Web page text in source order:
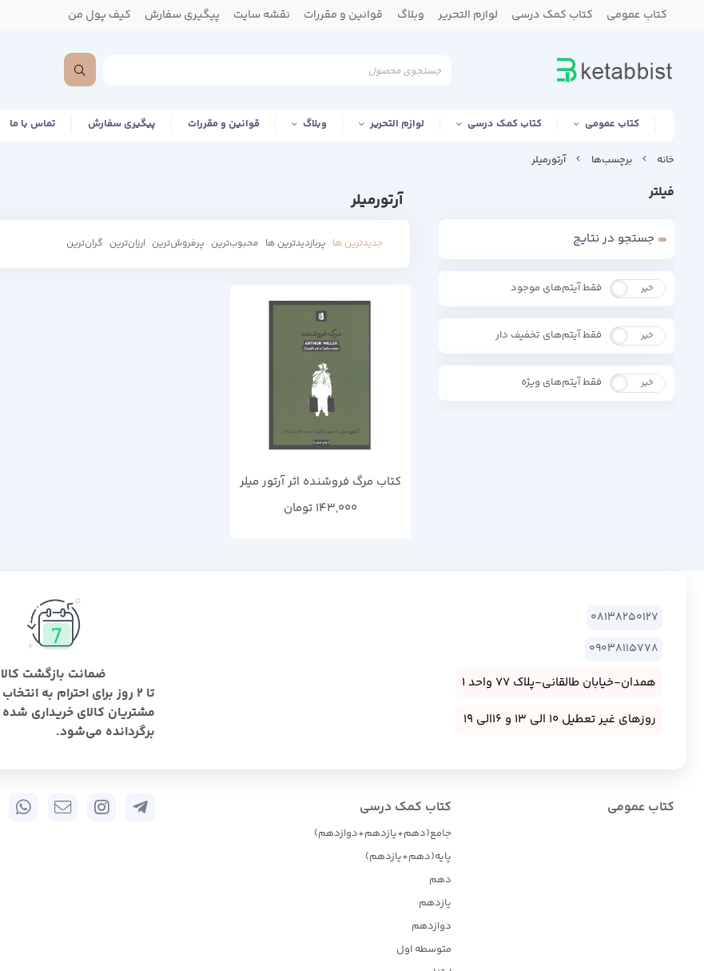
کتاب عمومی کتاب کمک درسی لوازم التحریر وبلاگ قوانین و مقررات نقشه سایت پیگیری سفارش کیف پول من
کتاب عمومی کتاب کمک درسی لوازم التحریر وبلاگ قوانین و مقررات پیگیری سفارش تماس با ما
خانه برچسب‌ها آرتورمیلر
فیلتر
جستجو در نتایج
بله خیر فقط آیتم‌های موجود
بله خیر فقط آیتم‌های تخفیف دار
بله خیر فقط آیتم‌های ویژه
آرتورمیلر
جدیدترین ها پربازدیدترین ها محبوب‌‌ترین پرفروش‌ترین ارزان‌ترین گران‌ترین
کتاب مرگ فروشنده اثر آرتور میلر
143,000 تومان
08138250127
09038115778
همدان-خیابان طالقانی-پلاک 77 واحد 1
روزهای غیر تعطیل 10 الی 13 و 16الی 19
ضمانت بازگشت کالا
تا 2 روز برای احترام به انتخاب
مشتریان کالای خریداری شده
برگردانده می‌شود.
کتاب عمومی کتاب کمک درسی
جامع(دهم+یازدهم+دوازدهم)
پایه(دهم+یازدهم)
دهم
یازدهم
دوازدهم
متوسطه اول